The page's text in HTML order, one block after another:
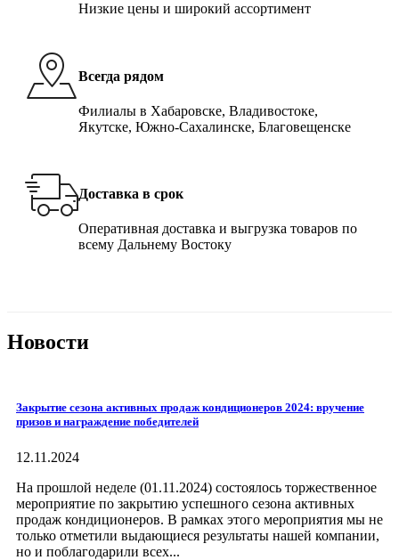
Низкие цены и широкий ассортимент
Всегда рядом
Филиалы в Хабаровске, Владивостоке,
Якутске, Южно-Сахалинске, Благовещенске
Доставка в срок
Оперативная доставка и выгрузка товаров по
всему Дальнему Востоку
Новости
Закрытие сезона активных продаж кондиционеров 2024: вручение
призов и награждение победителей
12.11.2024
На прошлой неделе (01.11.2024) состоялось торжественное
мероприятие по закрытию успешного сезона активных
продаж кондиционеров. В рамках этого мероприятия мы не
только отметили выдающиеся результаты нашей компании,
но и поблагодарили всех...